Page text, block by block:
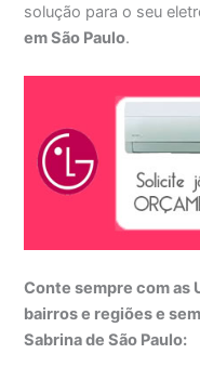
solução para o seu
em São Paulo.
Conte sempre com as
bairros e regiões e
Sabrina de São Paulo: